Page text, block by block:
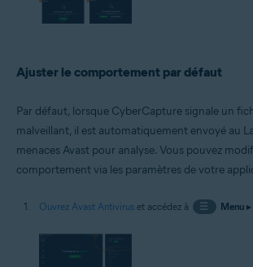
Ajuster le comportement par défaut
Par défaut, lorsque CyberCapture signale un
malveillant, il est automatiquement envoyé au
menaces Avast pour analyse. Vous pouvez
comportement via les paramètres de votre
Ouvrez Avast Antivirus et accédez à ☰ Menu▸